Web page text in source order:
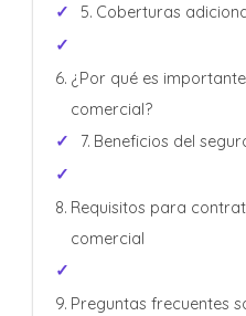
Coberturas
¿Por qué es
comercial?
Beneficios del
Requisitos para
comercial
Preguntas frecuentes